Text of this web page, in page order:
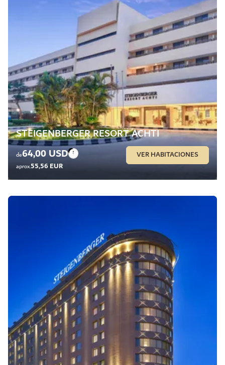
STEIGENBERGER RESORT ACHTI
de64,00 USD
aprox.55,56 EUR
VER HABITACIONES